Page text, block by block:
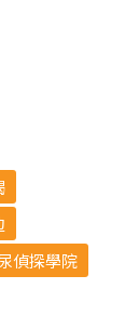
偵探學院